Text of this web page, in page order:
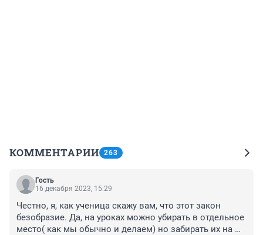
КОММЕНТАРИИ 263
Гость
16 декабря 2023, 15:29
Честно, я, как ученица скажу вам, что этот закон
безобразие. Да, на уроках можно убирать в отдельное
место( как мы обычно и делаем) но забирать их на